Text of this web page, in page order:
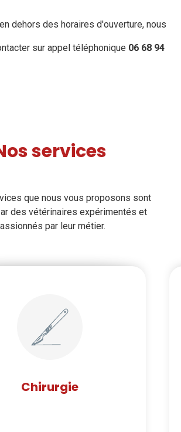
dehors des horaires d'ouverture, nous
sur appel téléphonique 06 68 94
services
que nous vous proposons sont
des vétérinaires expérimentés et
par leur métier.
Chirurgie